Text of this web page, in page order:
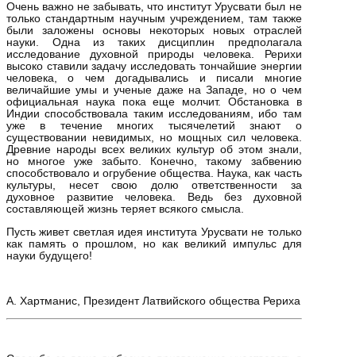
Очень важно не забывать, что институт Урусвати был не
только стандартным научным учреждением, там также
были заложены основы некоторых новых отраслей
науки. Одна из таких дисциплин предполагала
исследование духовной природы человека. Рерихи
высоко ставили задачу исследовать тончайшие энергии
человека, о чем догадывались и писали многие
величайшие умы и ученые даже на Западе, но о чем
официальная наука пока еще молчит. Обстановка в
Индии способствовала таким исследованиям, ибо там
уже в течение многих тысячелетий знают о
существовании невидимых, но мощных сил человека.
Древние народы всех великих культур об этом знали,
но многое уже забыто. Конечно, такому забвению
способствовало и огрубение общества. Наука, как часть
культуры, несет свою долю ответственности за
духовное развитие человека. Ведь без духовной
составляющей жизнь теряет всякого смысла.
Пусть живет светлая идея института Урусвати не только
как память о прошлом, но как великий импульс для
науки будущего!
А. Хартманис, Президент Латвийского общества Рериха